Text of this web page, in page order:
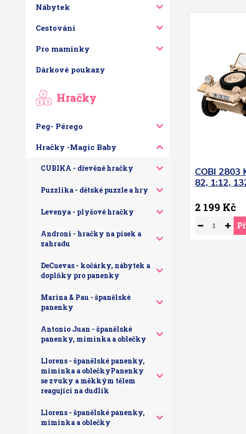
Nábytek
Cestování
Pro maminky
Dárkové poukazy
Hračky
Peg- Pérego
Hračky -Magic Baby
CUBIKA - dřevěné hračky
Puzzlika - dětské puzzle a hry
Levenya - plyšové hračky
Androni - hračky na písek a
zahradu
DeCuevas - kočárky, nábytek a
doplňky pro panenky
Marina & Pau - španělské
panenky
Antonio Juan - španělské
panenky, miminka a oblečky
Llorens - španělské panenky,
miminka a oblečkyPanenky
se zvuky a měkkým tělem
reagující na dudlík
Llorens - španělské panenky,
miminka a oblečky
COBI
82, 1:12,
2 199 Kč